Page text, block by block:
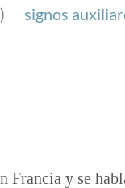
signos
Francia y se